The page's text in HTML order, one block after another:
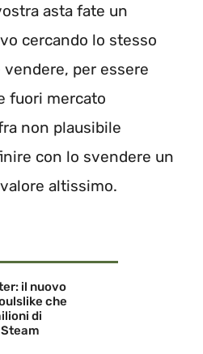
asta fate un
cercando lo stesso
per essere
fuori mercato
non plausibile
con lo svendere un
altissimo.
il nuovo
che
di